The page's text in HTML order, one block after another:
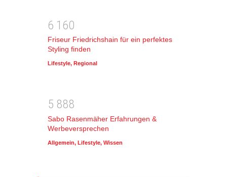
6 1 60
Friseur Friedrichshain für ein perfektes
Styling finden
Lifestyle, Regional
5 888
Sabo Rasenmäher Erfahrungen &
Werbeversprechen
Allgemein, Lifestyle, Wissen